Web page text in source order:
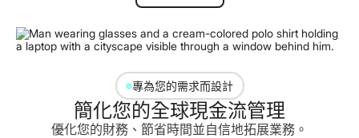
專為您的需求而設計
簡化您的全球現金流管理
優化您的財務、節省時間並自信地拓展業務。